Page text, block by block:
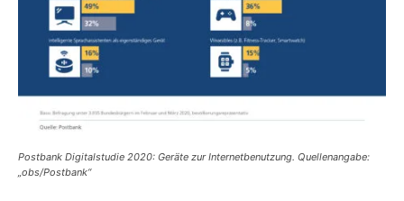
Postbank Digitalstudie 2020: Geräte zur Internetbenutzung. Quellenangabe:
„obs/Postbank“